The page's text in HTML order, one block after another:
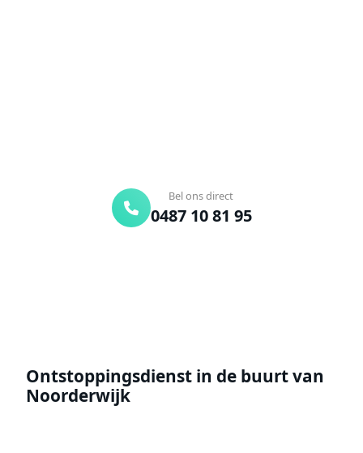
Bel ons direct
0487 10 81 95
Ontstoppingsdienst in de buurt van
Noorderwijk